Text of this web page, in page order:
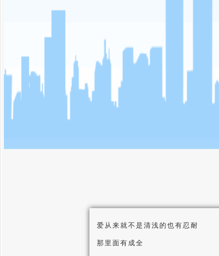
爱从来就不是清浅的也有忍耐
那里面有成全